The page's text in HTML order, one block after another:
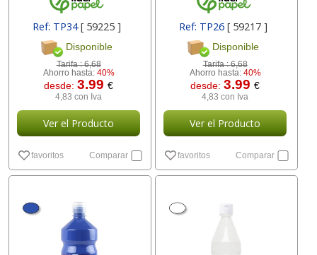
Ref: TP34[ 59225 ]
Disponible
Tarifa :6,68
Ahorro hasta: 40%
desde:3.99€
4,83 con Iva
Ver el Producto
favoritos Comparar
Ref: TP26 [ 59217 ]
Disponible
Tarifa :6,68
Ahorro hasta: 40%
desde:3.99€
4,83 con Iva
Ver el Producto
favoritos Comparar